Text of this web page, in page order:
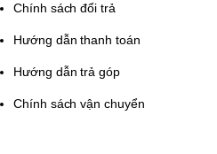
Chính sách đổi trả
Hướng dẫn thanh toán
Hướng dẫn trả góp
Chính sách vận chuyển